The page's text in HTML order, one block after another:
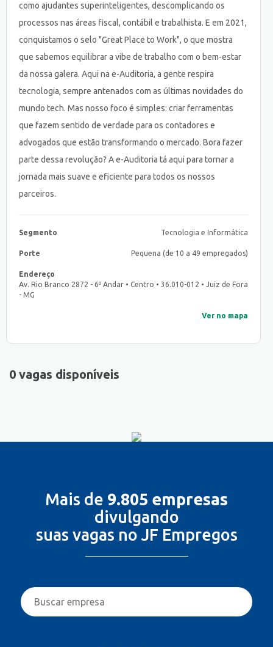
como ajudantes superinteligentes, descomplicando os
processos nas áreas fiscal, contábil e trabalhista. E em 2021,
conquistamos o selo "Great Place to Work", o que mostra
que sabemos equilibrar a vibe de trabalho com o bem-estar
da nossa galera. Aqui na e-Auditoria, a gente respira
tecnologia, sempre antenados com as últimas novidades do
mundo tech. Mas nosso foco é simples: criar ferramentas
que fazem sentido de verdade para os contadores e
advogados que estão transformando o mercado. Bora fazer
parte dessa revolução? A e-Auditoria tá aqui para tornar a
jornada mais suave e eficiente para todos os nossos
parceiros.
Segmento Tecnologia e Informática
Porte Pequena (de 10 a 49 empregados)
Endereço
Av. Rio Branco 2872 - 6º Andar • Centro • 36.010-012 • Juiz de Fora
- MG
Ver no mapa
0 vagas disponíveis
Mais de 9.805 empresas
divulgando
suas vagas no JF Empregos